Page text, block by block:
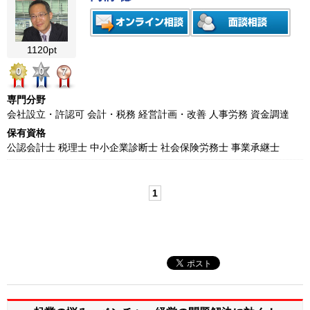
1120pt
0
0 7
専門分野
会社設立・許認可 会計・税務 経営計画・改善 人事労務 資金調達
保有資格
公認会計士 税理士 中小企業診断士 社会保険労務士 事業承継士
1